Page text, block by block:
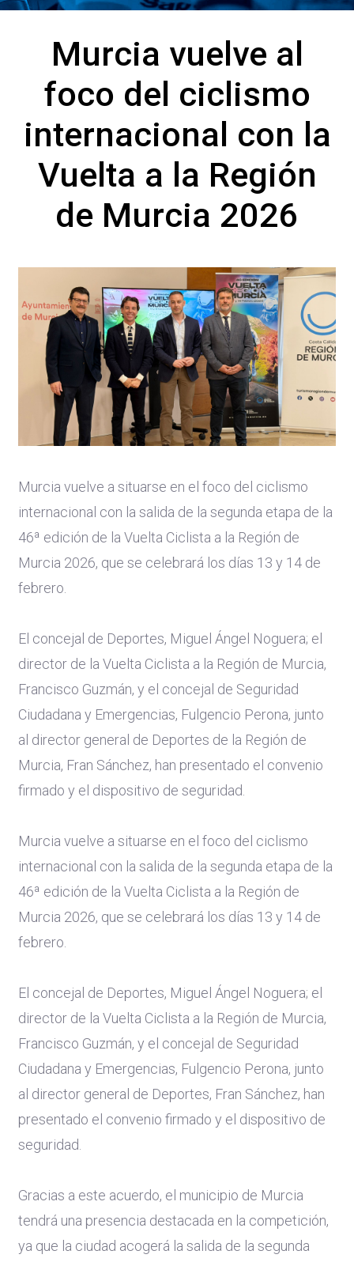
Murcia vuelve al
foco del ciclismo
internacional con la
Vuelta a la Región
de Murcia 2026
Murcia vuelve a situarse en el foco del ciclismo
internacional con la salida de la segunda etapa de la
46ª edición de la Vuelta Ciclista a la Región de
Murcia 2026, que se celebrará los días 13 y 14 de
febrero.
El concejal de Deportes, Miguel Ángel Noguera; el
director de la Vuelta Ciclista a la Región de Murcia,
Francisco Guzmán, y el concejal de Seguridad
Ciudadana y Emergencias, Fulgencio Perona, junto
al director general de Deportes de la Región de
Murcia, Fran Sánchez, han presentado el convenio
firmado y el dispositivo de seguridad.
Murcia vuelve a situarse en el foco del ciclismo
internacional con la salida de la segunda etapa de la
46ª edición de la Vuelta Ciclista a la Región de
Murcia 2026, que se celebrará los días 13 y 14 de
febrero.
El concejal de Deportes, Miguel Ángel Noguera; el
director de la Vuelta Ciclista a la Región de Murcia,
Francisco Guzmán, y el concejal de Seguridad
Ciudadana y Emergencias, Fulgencio Perona, junto
al director general de Deportes, Fran Sánchez, han
presentado el convenio firmado y el dispositivo de
seguridad.
Gracias a este acuerdo, el municipio de Murcia
tendrá una presencia destacada en la competición,
ya que la ciudad acogerá la salida de la segunda